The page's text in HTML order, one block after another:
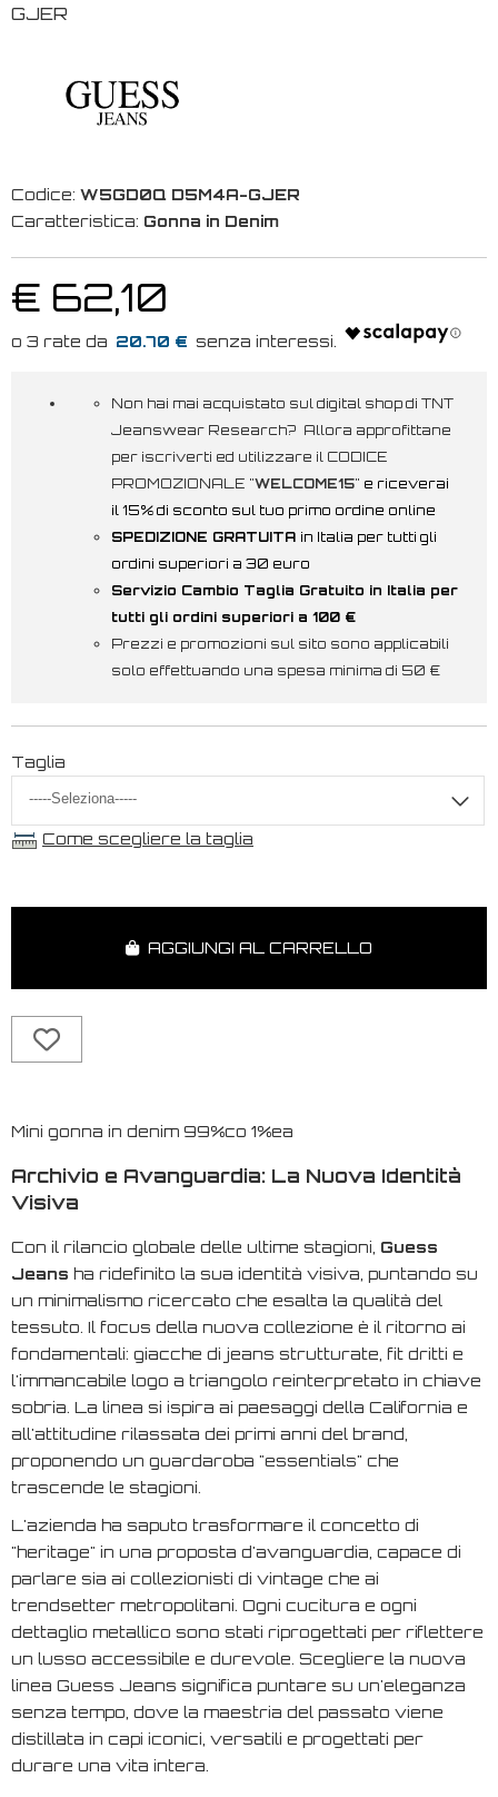
GJER
Codice: W5GD0Q D5M4A-GJER
Caratteristica: Gonna in Denim
€ 62,10
20.70 €
Non hai mai acquistato sul digital shop di TNT
Jeanswear Research? Allora approfittane
per iscriverti ed utilizzare il CODICE
PROMOZIONALE "WELCOME15" e riceverai
il 15% di sconto sul tuo primo ordine online
SPEDIZIONE GRATUITA in Italia per tutti gli
ordini superiori a 30 euro
Servizio Cambio Taglia Gratuito in Italia per
tutti gli ordini superiori a 100 €
Prezzi e promozioni sul sito sono applicabili
solo effettuando una spesa minima di 50 €
Taglia
Come scegliere la taglia
AGGIUNGI AL CARRELLO
Mini gonna in denim 99%co 1%ea
Archivio e Avanguardia: La Nuova Identità
Visiva
Con il rilancio globale delle ultime stagioni, Guess
Jeans ha ridefinito la sua identità visiva, puntando su
un minimalismo ricercato che esalta la qualità del
tessuto. Il focus della nuova collezione è il ritorno ai
fondamentali: giacche di jeans strutturate, fit dritti e
l'immancabile logo a triangolo reinterpretato in chiave
sobria. La linea si ispira ai paesaggi della California e
all'attitudine rilassata dei primi anni del brand,
proponendo un guardaroba "essentials" che
trascende le stagioni.
L'azienda ha saputo trasformare il concetto di
"heritage" in una proposta d'avanguardia, capace di
parlare sia ai collezionisti di vintage che ai
trendsetter metropolitani. Ogni cucitura e ogni
dettaglio metallico sono stati riprogettati per riflettere
un lusso accessibile e durevole. Scegliere la nuova
linea Guess Jeans significa puntare su un'eleganza
senza tempo, dove la maestria del passato viene
distillata in capi iconici, versatili e progettati per
durare una vita intera.